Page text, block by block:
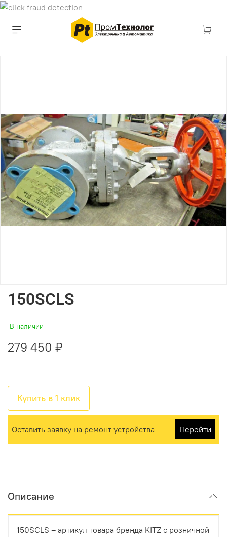
150SCLS
В наличии
279 450 ₽
Купить в 1 клик
Оставить заявку на ремонт устройства Перейти
Описание
150SCLS – артикул товара бренда KITZ с розничной